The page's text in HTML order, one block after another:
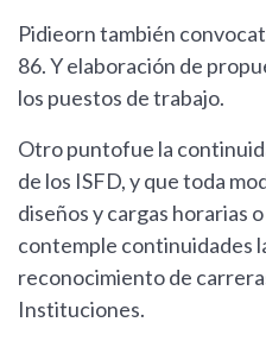
Pidieorn también
86. Y elaboración de
los puestos de trabajo.
Otro puntofue la
de los ISFD, y que toda
diseños y cargas horarias
contemple continuidades
reconocimiento de
Instituciones.